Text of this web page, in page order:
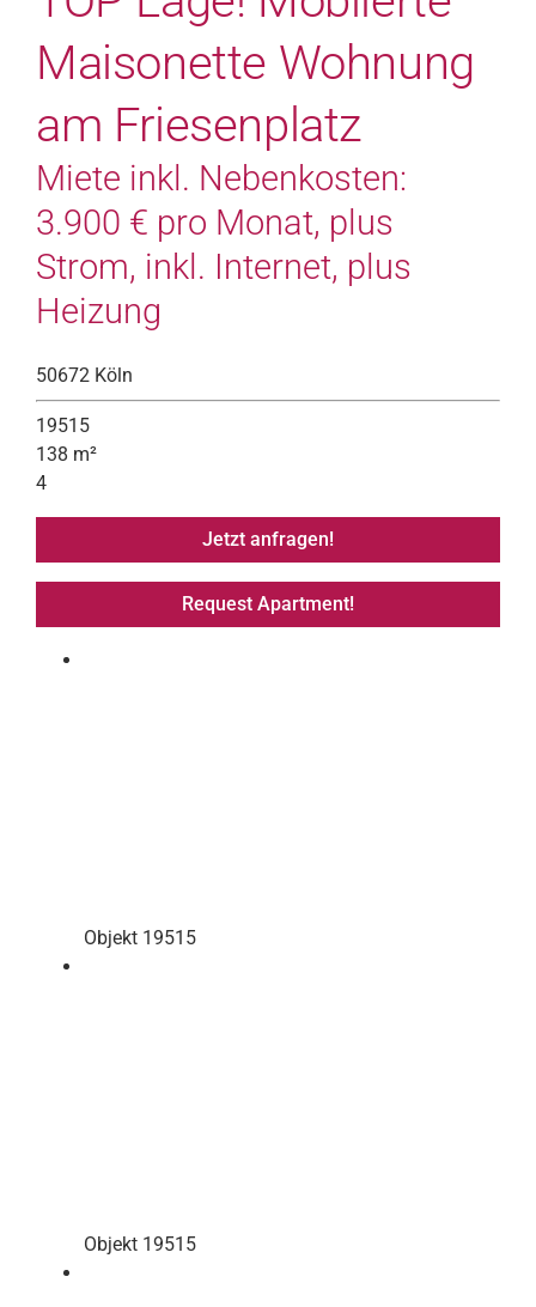
Maisonette Wohnung
am Friesenplatz
Miete inkl. Nebenkosten:
3.900 € pro Monat, plus
Strom, inkl. Internet, plus
Heizung
50672 Köln
19515
138 m²
4
Jetzt anfragen!
Request Apartment!
Objekt 19515
Objekt 19515